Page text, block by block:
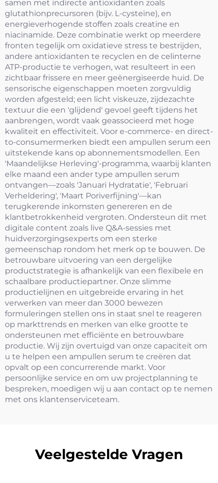
samen met indirecte antioxidanten zoals
glutathionprecursoren (bijv. L-cysteïne), en
energieverhogende stoffen zoals creatine en
niacinamide. Deze combinatie werkt op meerdere
fronten tegelijk om oxidatieve stress te bestrijden,
andere antioxidanten te recyclen en de celinterne
ATP-productie te verhogen, wat resulteert in een
zichtbaar frissere en meer geënergiseerde huid. De
sensorische eigenschappen moeten zorgvuldig
worden afgesteld; een licht viskeuze, zijdezachte
textuur die een 'glijdend' gevoel geeft tijdens het
aanbrengen, wordt vaak geassocieerd met hoge
kwaliteit en effectiviteit. Voor e-commerce- en direct-
to-consumermerken biedt een ampullen serum een
uitstekende kans op abonnementsmodellen. Een
'Maandelijkse Herleving'-programma, waarbij klanten
elke maand een ander type ampullen serum
ontvangen—zoals 'Januari Hydratatie', 'Februari
Verheldering', 'Maart Poriverfijning'—kan
terugkerende inkomsten genereren en de
klantbetrokkenheid vergroten. Ondersteun dit met
digitale content zoals live Q&A-sessies met
huidverzorgingsexperts om een sterke
gemeenschap rondom het merk op te bouwen. De
betrouwbare uitvoering van een dergelijke
productstrategie is afhankelijk van een flexibele en
schaalbare productiepartner. Onze slimme
productielijnen en uitgebreide ervaring in het
verwerken van meer dan 3000 bewezen
formuleringen stellen ons in staat snel te reageren
op markttrends en merken van elke grootte te
ondersteunen met efficiënte en betrouwbare
productie. Wij zijn overtuigd van onze capaciteit om
u te helpen een ampullen serum te creëren dat
opvalt op een concurrerende markt. Voor
persoonlijke service en om uw projectplanning te
bespreken, moedigen wij u aan contact op te nemen
met ons klantenserviceteam.
Veelgestelde Vragen